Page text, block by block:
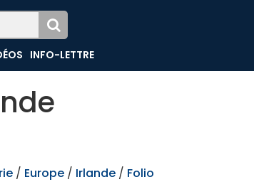
INFO-LETTRE
/ Europe / Irlande / Folio